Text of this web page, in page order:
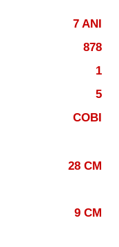
7 ANI
878
1
5
COBI
28 CM
9 CM